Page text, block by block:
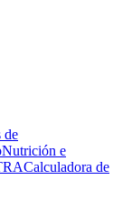
de
Nutrición e
Calculadora de